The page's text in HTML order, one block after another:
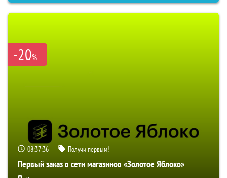
-20%
08:37:34 Получи первым!
Первый заказ в сети магазинов «Золотое Яблоко»